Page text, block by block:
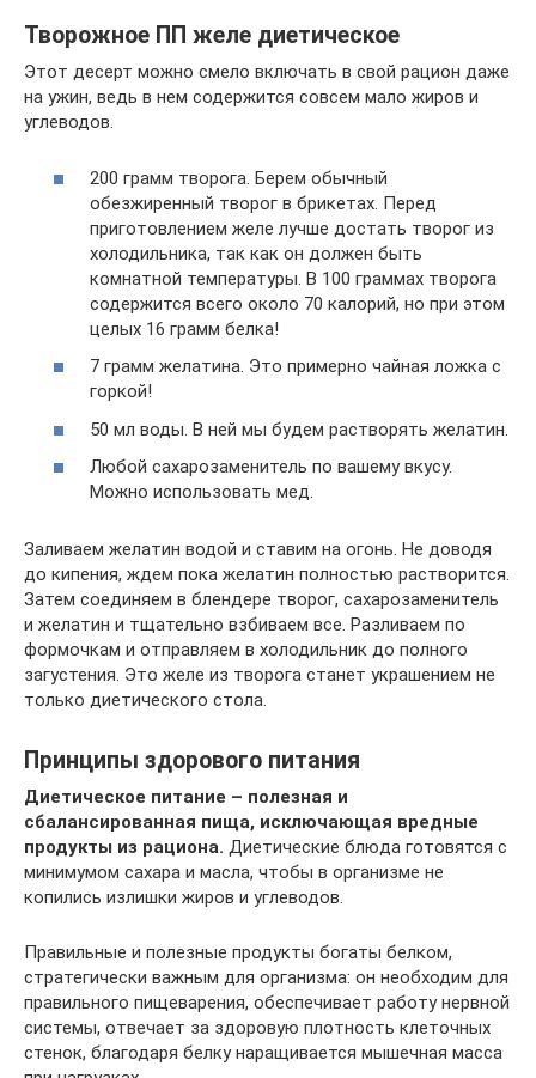
Творожное ПП желе диетическое
Этот десерт можно смело включать в свой рацион даже
на ужин, ведь в нем содержится совсем мало жиров и
углеводов.
200 грамм творога. Берем обычный
обезжиренный творог в брикетах. Перед
приготовлением желе лучше достать творог из
холодильника, так как он должен быть
комнатной температуры. В 100 граммах творога
содержится всего около 70 калорий, но при этом
целых 16 грамм белка!
7 грамм желатина. Это примерно чайная ложка с
горкой!
50 мл воды. В ней мы будем растворять желатин.
Любой сахарозаменитель по вашему вкусу.
Можно использовать мед.
Заливаем желатин водой и ставим на огонь. Не доводя
до кипения, ждем пока желатин полностью растворится.
Затем соединяем в блендере творог, сахарозаменитель
и желатин и тщательно взбиваем все. Разливаем по
формочкам и отправляем в холодильник до полного
загустения. Это желе из творога станет украшением не
только диетического стола.
Принципы здорового питания
Диетическое питание – полезная и
сбалансированная пища, исключающая вредные
продукты из рациона. Диетические блюда готовятся с
минимумом сахара и масла, чтобы в организме не
копились излишки жиров и углеводов.
Правильные и полезные продукты богаты белком,
стратегически важным для организма: он необходим для
правильного пищеварения, обеспечивает работу нервной
системы, отвечает за здоровую плотность клеточных
стенок, благодаря белку наращивается мышечная масса